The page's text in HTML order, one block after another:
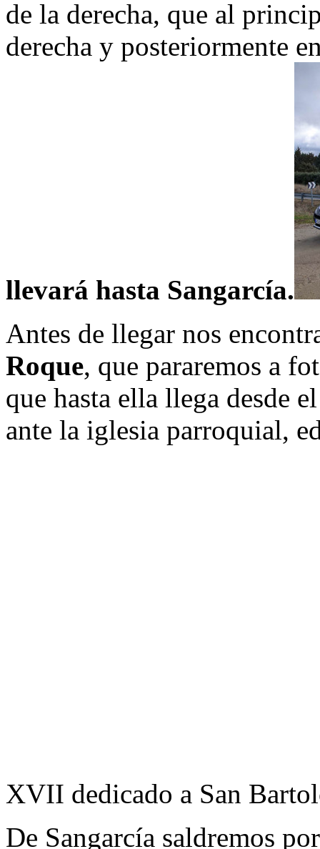
de la derecha, que al
derecha y posteriormente
llevará hasta Sangarcía.
Antes de llegar nos
Roque, que pararemos a
que hasta ella llega desde
ante la iglesia parroquial,
XVII dedicado a San
De Sangarcía saldremos